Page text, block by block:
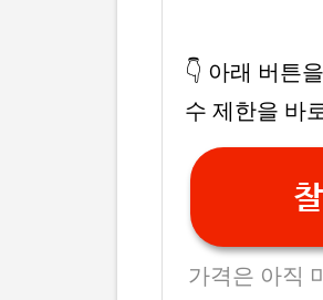
👇 아래 버튼
수 제한을 바
가격은 아직